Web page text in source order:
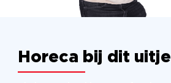
Horeca bij dit uitje